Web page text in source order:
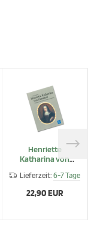
Henriette
Katharina von
Lieferzeit: 6-7 Tage
22,90 EUR